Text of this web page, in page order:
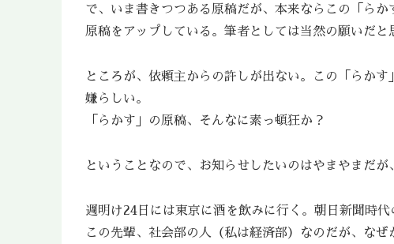
で、いま書きつつある原稿だが、本来ならこの「ら
原稿をアップしている。筆者としては当然の願いだと
ところが、依頼主からの許しが出ない。この「らか
嫌らしい。
「らかす」の原稿、そんなに素っ頓狂か？
ということなので、お知らせしたいのはやまやまだが
週明け24日には東京に酒を飲みに行く。朝日新聞時
この先輩、社会部の人（私は経済部）なのだが、な